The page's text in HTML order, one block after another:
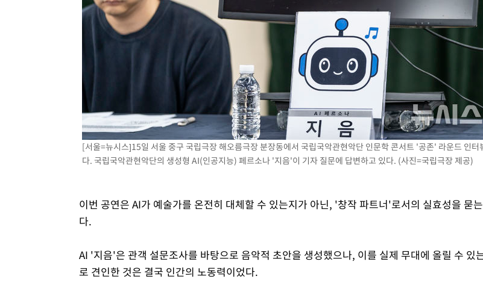
[서울=뉴시스]15일 서울 중구 국립극장 해오름극장 분장동에서 국립국악관현악단 인문학 콘서트 '공존' 라운드 인터
다. 국립국악관현악단의 생성형 AI(인공지능) 페르소나 '지음'이 기자 질문에 답변하고 있다. (사진=국립극장 제공)
이번 공연은 AI가 예술가를 온전히 대체할 수 있는지가 아닌, '창작 파트너'로서의 실효성을 묻
다.
AI '지음'은 관객 설문조사를 바탕으로 음악적 초안을 생성했으나, 이를 실제 무대에 올릴 수 있
로 견인한 것은 결국 인간의 노동력이었다.